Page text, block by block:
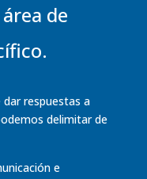
de
dar respuestas a
delimitar de
e